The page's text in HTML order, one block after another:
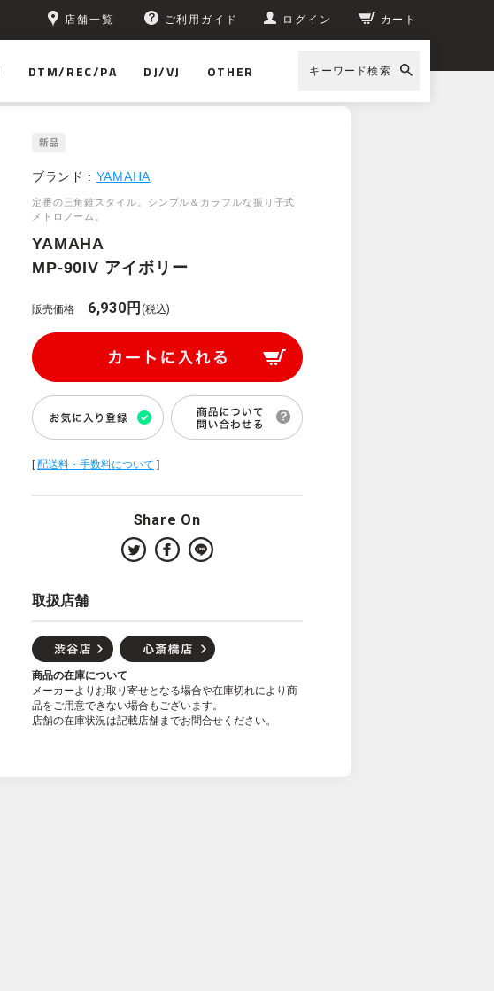
店舗一覧 ご利用ガイド ログイン カート
DTM/REC/PA DJ/VJ OTHER キーワード検索
ブランド : YAMAHA
定番の三角錐スタイル。シンプル＆カラフルな振り子式
メトロノーム。
YAMAHA
MP-90IV アイボリー
販売価格 6,930円 (税込)
[配送料・手数料について ]
Share On
取扱店舗
商品の在庫について
メーカーよりお取り寄せとなる場合や在庫切れにより商
品をご用意できない場合もございます。
店舗の在庫状況は記載店舗までお問合せください。